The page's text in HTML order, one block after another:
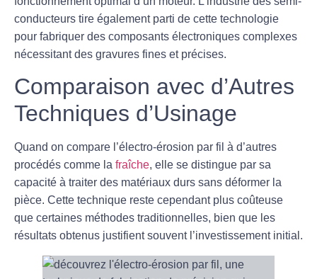
conducteurs tire également parti de cette technologie
pour fabriquer des composants électroniques complexes
nécessitant des gravures fines et précises.
Comparaison avec d’Autres
Techniques d’Usinage
Quand on compare l’électro-érosion par fil à d’autres
procédés comme la fraîche, elle se distingue par sa
capacité à traiter des matériaux durs sans déformer la
pièce. Cette technique reste cependant plus coûteuse
que certaines méthodes traditionnelles, bien que les
résultats obtenus justifient souvent l’investissement initial.